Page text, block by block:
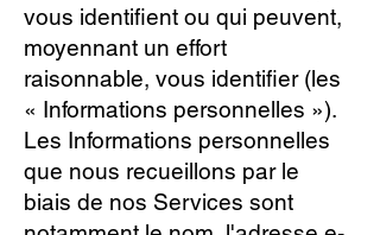
vous identifient ou qui peuvent,
moyennant un effort
raisonnable, vous identifier (les
« Informations personnelles »).
Les Informations personnelles
que nous recueillons par le
biais de nos Services sont